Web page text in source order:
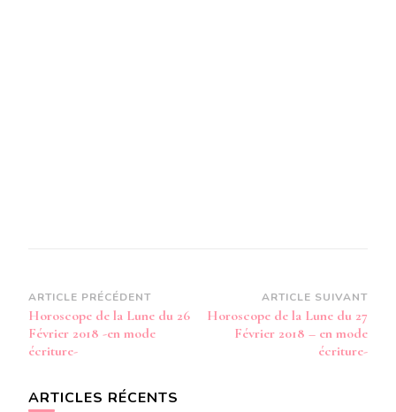
Navigation
d’article
ARTICLE PRÉCÉDENT
Horoscope de la Lune du 26
Février 2018 -en mode
écriture-
ARTICLE SUIVANT
Horoscope de la Lune du 27
Février 2018 – en mode
écriture-
ARTICLES RÉCENTS